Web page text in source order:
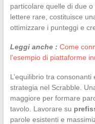
particolare quelle di due
lettere rare, costituisce
ottimizzare i punteggi e
Leggi anche : Come
l'esempio di piattaforme
L’equilibrio tra
strategia nel Scrabble.
maggiore per formare
tavolo. Lavorare su
parole esistenti e